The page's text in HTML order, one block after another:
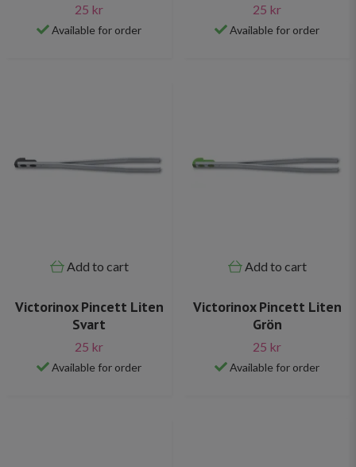
25 kr
Available for order
25 kr
Available for order
Add to cart
Victorinox Pincett Liten
Svart
25 kr
Available for order
Add to cart
Victorinox Pincett Liten
Grön
25 kr
Available for order